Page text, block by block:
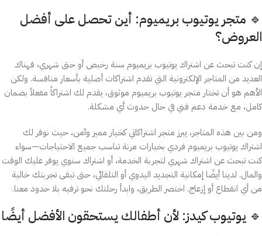
🔹 متجر يوتيوب بريميوم: أين تحصل على أفضل
العروض؟
إن كنت تبحث عن اشتراك يوتيوب بريميوم سنة رخيص أو حتى شهري، فهناك
العديد من المتاجر الإلكترونية التي تقدم اشتراكات أصلية بأسعار منافسة. ولكن
الأهم هو أن تختار متجر يوتيوب بريميوم موثوق، يقدم لك اشتراكاً مفعلاً بضمان
كامل، مع خدمة دعم فني في حال حدوث أي مشكلة.
ومن بين هذه المتاجر، يبرز متجر اشتراكاتي كخيار مميز وآمن، حيث نوفر لك
اشتراك يوتيوب بريميوم فردي بخيارات مرنة تناسب جميع الاحتياجات—سواء
كنت تبحث عن اشتراك شهري لتجربة الخدمة، أو اشتراك سنوي يوفر عليك الوقت
والمال. لدينا أيضًا إمكانية التجديد اليدوي أو التلقائي، حتى تبقى تجربتك خالية
من أي انقطاع أو إزعاج. اختصر الطريق، وابدأ رحلتك نحو ترفيه بلا حدود معنا.
🔹 يوتيوب كيدز: لأن أطفالك يستحقون الأفضل أيضًا